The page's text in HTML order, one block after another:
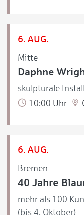
6. AUG.
Mitte
Daphne
skulpturale
10:00 Uhr
6. AUG.
Bremen
40 Jahre
mehr als 100
(bis 4. Oktober)